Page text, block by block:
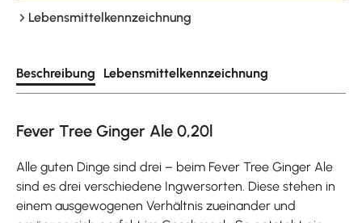
Lebensmittelkennzeichnung
Beschreibung Lebensmittelkennzeichnung
Fever Tree Ginger Ale 0,20l
Alle guten Dinge sind drei – beim Fever Tree Ginger Ale
sind es drei verschiedene Ingwersorten. Diese stehen in
einem ausgewogenen Verhältnis zueinander und